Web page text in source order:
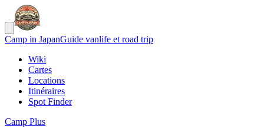
Camp in JapanGuide vanlife et road trip
Wiki
Cartes
Locations
Itinéraires
Spot Finder
Camp Plus